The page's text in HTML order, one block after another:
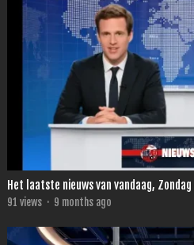
Het laatste nieuws van vandaag,
91 views · 9 months ago